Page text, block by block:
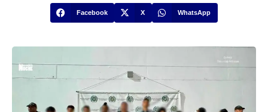
Facebook X WhatsApp